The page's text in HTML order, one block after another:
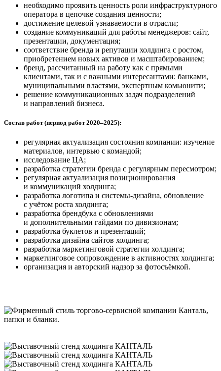
необходимо проявить ценность роли инфраструктурного
оператора в цепочке создания ценности;
достижение целевой узнаваемости в отрасли;
создание коммуникаций для работы менеджеров: сайт,
презентации, документация;
соответствие бренда и репутации холдинга с ростом,
приобретением новых активов и масштабированием;
бренд, рассчитанный на работу как с прямыми
клиентами, так и с важными интересантами: банками,
муниципальными властями, экспертным комьюнити;
решение коммуникационных задач подразделений
и направлений бизнеса.
Состав работ (период работ 2020–2025):
регулярная актуализация состояния компании: изучение
материалов, интервью с командой;
исследование ЦА;
разработка стратегии бренда с регулярным пересмотром;
регулярная актуализация позиционирования
и коммуникаций холдинга;
разработка логотипа и системы-дизайна, обновление
с учётом роста холдинга;
разработка брендбука с обновлениями
и дополнительными гайдами по дивизионам;
разработка буклетов и презентаций;
разработка дизайна сайтов холдинга;
разработка маркетинговой стратегии холдинга;
маркетинговое сопровождение в активностях холдинга;
организация и авторский надзор за фотосъёмкой.